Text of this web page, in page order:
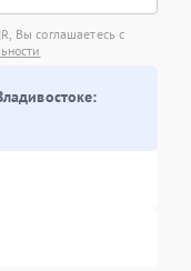
Вы соглашаетесь с